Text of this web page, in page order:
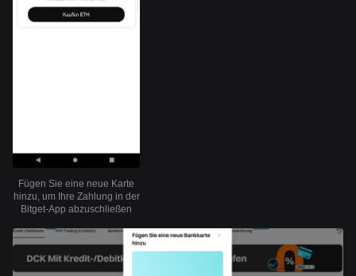
Fügen Sie eine neue Karte
hinzu, um Ihre Zahlung in der
Bitget-App abzuschließen